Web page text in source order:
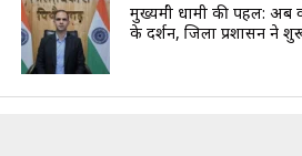
मुख्यमंत्री धामी की पहल:
के दर्शन, जिला प्रशासन ने